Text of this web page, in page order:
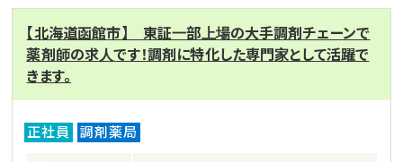
【北海道函館市】 東証一部上場の大手調剤チェーンで
薬剤師の求人です！調剤に特化した専門家として活躍で
きます。
正社員 調剤薬局